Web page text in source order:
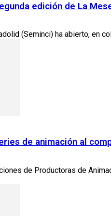
edición de La
(Seminci) ha abierto, en
de animación al
de Productoras de